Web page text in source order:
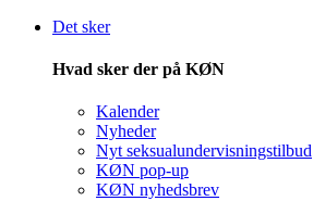
Det sker
Hvad sker der på KØN
Kalender
Nyheder
Nyt seksualundervisningstilbud
KØN pop-up
KØN nyhedsbrev